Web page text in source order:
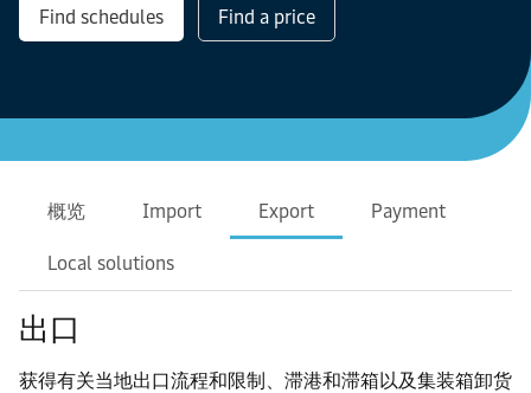
Find schedules Find a price
概览 Import Export Payment
Local solutions
出口
获得有关当地出口流程和限制、滞港和滞箱以及集装箱卸货